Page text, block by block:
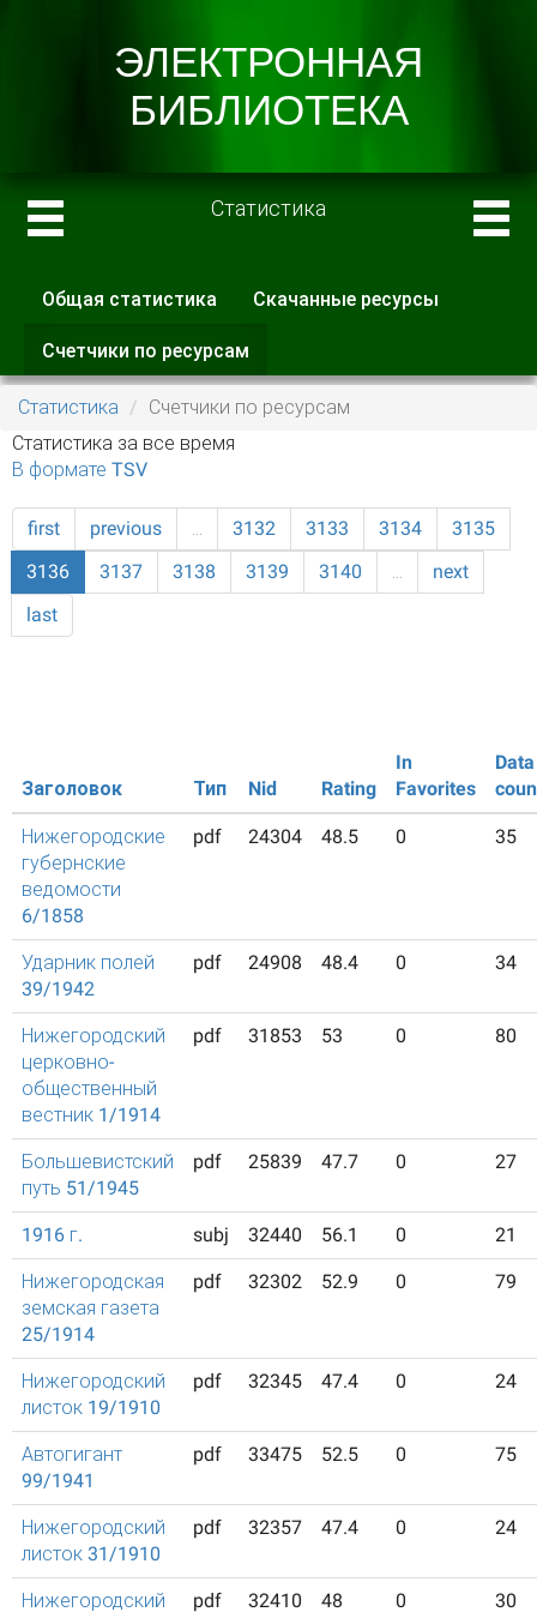
Статистика
Главные вкладки
Общая статистика Скачанные ресурсы
Счетчики по ресурсам
вкладка)
Статистика
Счетчики по ресурсам
Статистика за все время
В формате TSV
first previous … 3132 3133 3134
3135
3136
3137 3138 3139 3140 …
next
last
Заголовок Тип Nid Rating
In
Favorites
Data
Нижегородские
губернские
ведомости
6/1858
pdf 24304 48.5 0 35
Ударник полей
39/1942
pdf 24908 48.4 0 34
Нижегородский
церковно-
общественный
вестник 1/1914
pdf 31853 53 0 80
Большевистский
путь 51/1945
pdf 25839 47.7 0 27
1916 г. subj 32440 56.1 0 21
Нижегородская
земская газета
25/1914
pdf 32302 52.9 0 79
Нижегородский
листок 19/1910
pdf 32345 47.4 0 24
Автогигант
99/1941
pdf 33475 52.5 0 75
Нижегородский
листок 31/1910
pdf 32357 47.4 0 24
Нижегородский pdf 32410 48 0 30